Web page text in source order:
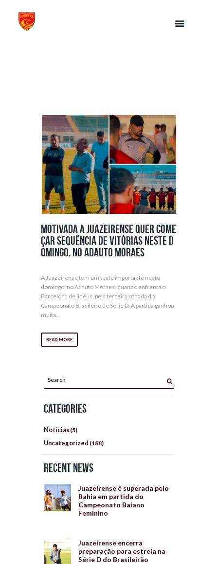
Motivada a Juazeirense quer come
çar sequência de vitórias neste d
omingo, no Adauto Moraes
A Juazeirense tem um teste importante neste
domingo, no Adauto Moraes, quando enfrenta o
Barcelona de Ilhéus, pela terceira rodada do
Campeonato Brasileiro de Série D. A partida ganhou
muita...
READ MORE
Categories
Notícias (5)
Uncategorized (188)
Recent News
Juazeirense é superada pelo
Bahia em partida do
Campeonato Baiano
Feminino
Juazeirense encerra
preparação para estreia na
Série D do Brasileirão